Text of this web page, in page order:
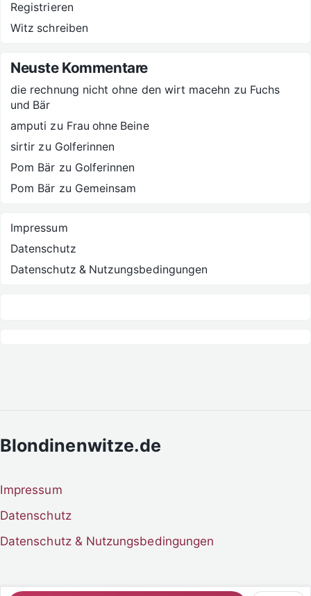
Registrieren
Witz schreiben
Neuste Kommentare
die rechnung nicht ohne den wirt macehn zu Fuchs
und Bär
amputi zu Frau ohne Beine
sirtir zu Golferinnen
Pom Bär zu Golferinnen
Pom Bär zu Gemeinsam
Impressum
Datenschutz
Datenschutz & Nutzungsbedingungen
Blondinenwitze.de
Impressum
Datenschutz
Datenschutz & Nutzungsbedingungen